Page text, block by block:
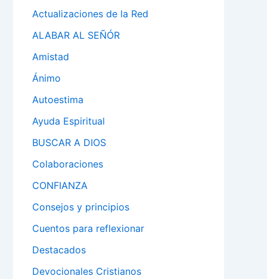
Actualizaciones de la Red
ALABAR AL SEÑÓR
Amistad
Ánimo
Autoestima
Ayuda Espiritual
BUSCAR A DIOS
Colaboraciones
CONFIANZA
Consejos y principios
Cuentos para reflexionar
Destacados
Devocionales Cristianos